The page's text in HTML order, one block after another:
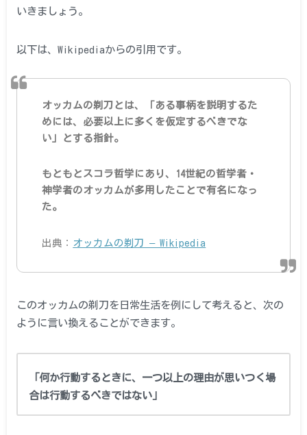
いきましょう。
以下は、Wikipediaからの引用です。
オッカムの剃刀とは、「ある事柄を説明するた
めには、必要以上に多くを仮定するべきでな
い」とする指針。
もともとスコラ哲学にあり、14世紀の哲学者・
神学者のオッカムが多用したことで有名になっ
た。
出典： オッカムの剃刀 – Wikipedia
このオッカムの剃刀を日常生活を例にして考えると、次の
ように言い換えることができます。
「何か行動するときに、一つ以上の理由が思いつく場
合は行動するべきではない」